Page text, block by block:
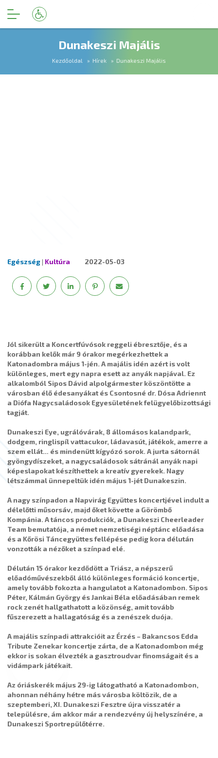
Dunakeszi Majális
Kezdőoldal Hírek Dunakeszi Majális
Egészség| Kultúra 2022-05-03
Jól sikerült a Koncertfúvósok reggeli ébresztője, és a
korábban kelők már 9 órakor megérkezhettek a
Katonadombra május 1-jén. A majális idén azért is volt
különleges, mert egy napra esett az anyák napjával. Ez
alkalomból Sipos Dávid alpolgármester köszöntötte a
városban élő édesanyákat és Csontosné dr. Dósa Adriennt
a Diófa Nagycsaládosok Egyesületének felügyelőbizottsági
tagját.
Dunakeszi Eye, ugrálóvárak, 8 állomásos kalandpark,
dodgem, ringlispíl vattacukor, ládavasút, játékok, amerre a
szem ellát… és mindenütt kígyózó sorok. A jurta sátornál
gyöngydíszeket, a nagycsaládosok sátránál anyák napi
képeslapokat készíthettek a kreatív gyerekek. Nagy
létszámmal ünnepeltük idén május 1-jét Dunakeszin.
A nagy színpadon a Napvirág Együttes koncertjével indult a
délelőtti műsorsáv, majd őket követte a Görömbő
Kompánia. A táncos produkciók, a Dunakeszi Cheerleader
Team bemutatója, a német nemzetiségi néptánc előadása
és a Kőrösi Táncegyüttes fellépése pedig kora délután
vonzották a nézőket a színpad elé.
Délután 15 órakor kezdődött a Triász, a népszerű
előadóművészekből álló különleges formáció koncertje,
amely tovább fokozta a hangulatot a Katonadombon. Sipos
Péter, Kálmán György és Jankai Béla előadásában remek
rock zenét hallgathatott a közönség, amit tovább
fűszerezett a hallagatóság és a zenészek duója.
A majális színpadi attrakcióit az Érzés – Bakancsos Edda
Tribute Zenekar koncertje zárta, de a Katonadombon még
ekkor is sokan élvezték a gasztroudvar finomságait és a
vidámpark játékait.
Az óriáskerék május 29-ig látogatható a Katonadombon,
ahonnan néhány hétre más városba költözik, de a
szeptemberi, XI. Dunakeszi Fesztre újra visszatér a
településre, ám akkor már a rendezvény új helyszínére, a
Dunakeszi Sportrepülőtérre.